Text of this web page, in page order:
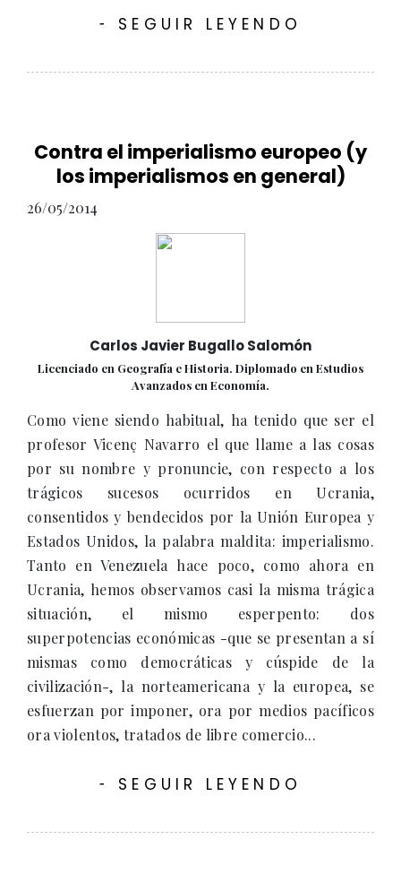
- SEGUIR LEYENDO
Contra el imperialismo europeo (y
los imperialismos en general)
26/05/2014
Carlos Javier Bugallo Salomón
Licenciado en Geografía e Historia. Diplomado en Estudios
Avanzados en Economía.
Como viene siendo habitual, ha tenido que ser el
profesor Vicenç Navarro el que llame a las cosas
por su nombre y pronuncie, con respecto a los
trágicos sucesos ocurridos en Ucrania,
consentidos y bendecidos por la Unión Europea y
Estados Unidos, la palabra maldita: imperialismo.
Tanto en Venezuela hace poco, como ahora en
Ucrania, hemos observamos casi la misma trágica
situación, el mismo esperpento: dos
superpotencias económicas -que se presentan a sí
mismas como democráticas y cúspide de la
civilización-, la norteamericana y la europea, se
esfuerzan por imponer, ora por medios pacíficos
ora violentos, tratados de libre comercio...
- SEGUIR LEYENDO